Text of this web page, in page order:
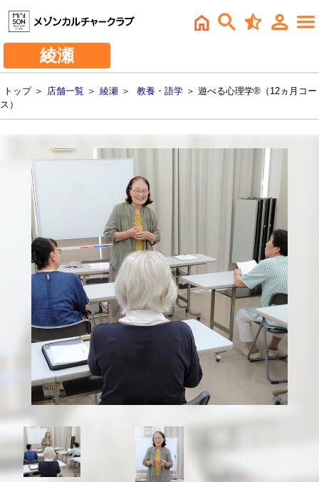
綾瀬
トップ＞ 店舗一覧 ＞ 綾瀬 ＞ 教養・語学 ＞ 遊べる心理学®（12ヵ月コー
ス）